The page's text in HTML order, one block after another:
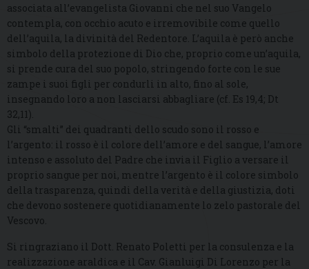
associata all’evangelista Giovanni che nel suo Vangelo
contempla, con occhio acuto e irremovibile come quello
dell’aquila, la divinità del Redentore. L’aquila è però anche
simbolo della protezione di Dio che, proprio come un’aquila,
si prende cura del suo popolo, stringendo forte con le sue
zampe i suoi figli per condurli in alto, fino al sole,
insegnando loro a non lasciarsi abbagliare (cf. Es 19,4; Dt
32,11).
Gli “smalti” dei quadranti dello scudo sono il rosso e
l’argento: il rosso è il colore dell’amore e del sangue, l’amore
intenso e assoluto del Padre che invia il Figlio a versare il
proprio sangue per noi, mentre l’argento è il colore simbolo
della trasparenza, quindi della verità e della giustizia, doti
che devono sostenere quotidianamente lo zelo pastorale del
Vescovo.
Si ringraziano il Dott. Renato Poletti per la consulenza e la
realizzazione araldica e il Cav. Gianluigi Di Lorenzo per la